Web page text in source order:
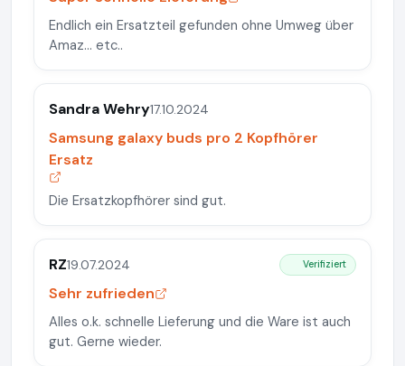
Endlich ein Ersatzteil gefunden ohne Umweg über
Amaz... etc..
Sandra Wehry17.10.2024
Samsung galaxy buds pro 2 Kopfhörer
Ersatz
Die Ersatzkopfhörer sind gut.
RZ19.07.2024 Verifiziert
Sehr zufrieden
Alles o.k. schnelle Lieferung und die Ware ist auch
gut. Gerne wieder.